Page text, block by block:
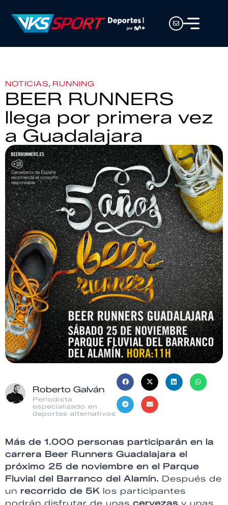
NOTICIAS, RUNNING
BEER RUNNERS
llega por primera vez
a Guadalajara
Roberto Galván
Periodista
especializado en
deportes alternativos
Más de 1.000 personas participarán en la
carrera Beer Runners Guadalajara el
próximo 25 de noviembre en el Parque
Fluvial del Barranco del Alamín. Después de
un recorrido de 5K los participantes
podrán disfrutar de unas cervezas y unas